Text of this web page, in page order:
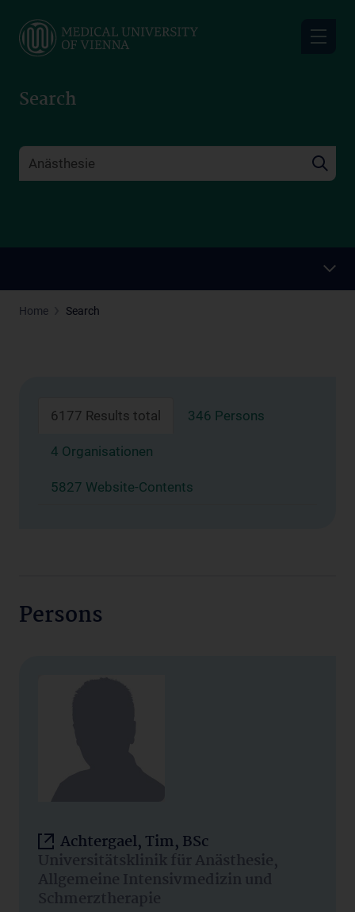
main
Search
Home Search
6177 Results total 346 Persons
4 Organisationen
5827 Website-Contents
Persons
Achtergael, Tim, BSc
Universitätsklinik für Anästhesie,
Allgemeine Intensivmedizin und
Schmerztherapie